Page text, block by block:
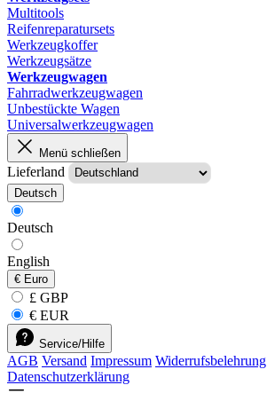
Multitools
Reifenreparatursets
Werkzeugkoffer
Werkzeugsätze
Werkzeugwagen
Fahrradwerkzeugwagen
Unbestückte Wagen
Universalwerkzeugwagen
Menü schließen
Lieferland
Deutsch
Deutsch
English
€ Euro
£ GBP
€ EUR
Service/Hilfe
AGB Versand Impressum Widerrufsbelehrung
Datenschutzerklärung